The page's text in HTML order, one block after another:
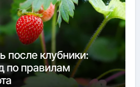
после клубники:
по правилам